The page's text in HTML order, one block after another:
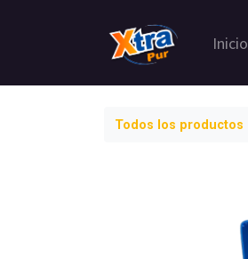
Inicio
Todos los productos